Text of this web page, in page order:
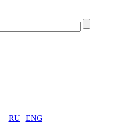
RU ENG